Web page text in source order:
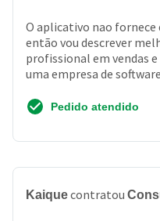
O aplicativo nao fornece
então vou descrever
profissional em vendas
uma empresa de
Pedido atendido
Kaiquecontratou